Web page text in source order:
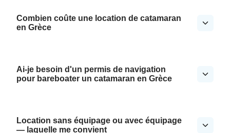
Combien coûte une location de catamaran
en Grèce
Ai-je besoin d'un permis de navigation
pour bareboater un catamaran en Grèce
Location sans équipage ou avec équipage
— laquelle me convient